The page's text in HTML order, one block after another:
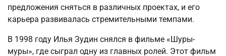
предложения сняться в различных проектах, и его
карьера развивалась стремительными темпами.
В 1998 году Илья Зудин снялся в фильме «Шуры-
муры», где сыграл одну из главных ролей. Этот фильм